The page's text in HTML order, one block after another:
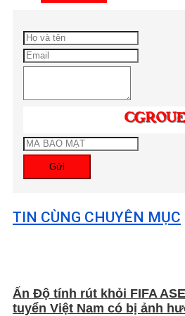
Gửi
TIN CÙNG CHUYÊN MỤC
Ấn Độ tính rút khỏi FIFA
tuyển Việt Nam có bị ảnh